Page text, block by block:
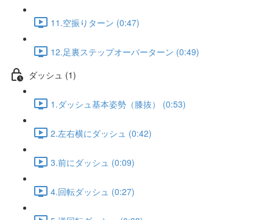
11.空振りターン (0:47)
12.足裏ステップオーバーターン (0:49)
ダッシュ (1)
1.ダッシュ基本姿勢（膝抜） (0:53)
2.左右横にダッシュ (0:42)
3.前にダッシュ (0:09)
4.回転ダッシュ (0:27)